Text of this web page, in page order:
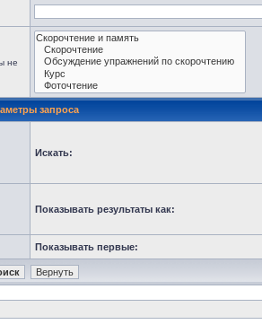
не
запроса
Искать:
Показывать результаты как:
Показывать первые: